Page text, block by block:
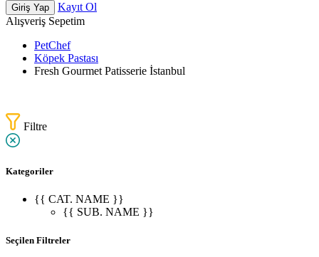
Giriş Yap
Kayıt Ol
Alışveriş Sepetim
PetChef
Köpek Pastası
Fresh Gourmet Patisserie İstanbul
Filtre
Kategoriler
{{ CAT. NAME }}
{{ SUB. NAME }}
Seçilen Filtreler